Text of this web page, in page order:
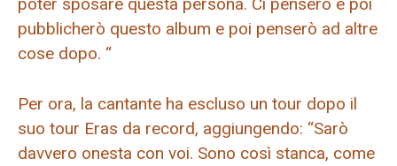
poter sposare questa persona. Ci penserò e poi
pubblicherò questo album e poi penserò ad altre
cose dopo. “
Per ora, la cantante ha escluso un tour dopo il
suo tour Eras da record, aggiungendo: “Sarò
davvero onesta con voi. Sono così stanca, come